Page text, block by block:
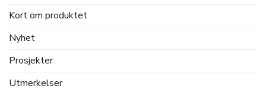
Kort om produktet
Nyhet
Prosjekter
Utmerkelser